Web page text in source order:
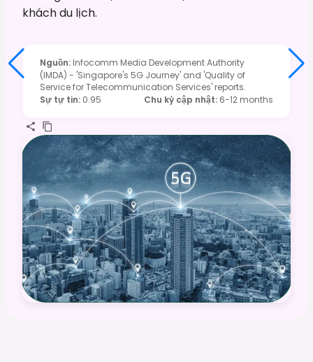
khách du lịch.
Nguồn: Infocomm Media Development Authority
(IMDA) - 'Singapore's 5G Journey' and 'Quality of
Service for Telecommunication Services' reports.
Sự tự tin: 0.95 Chu kỳ cập nhật: 6-12 months